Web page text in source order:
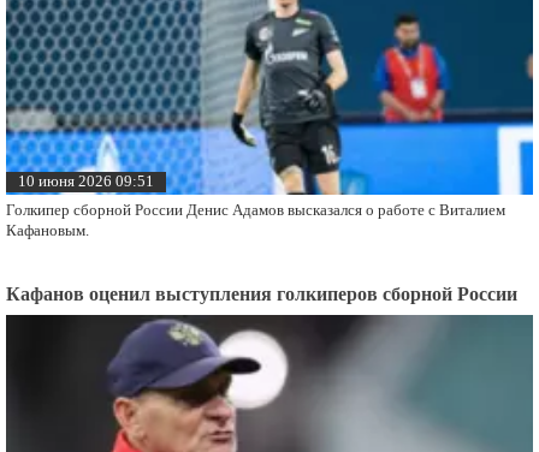
10 июня 2026 09:51
Голкипер сборной России Денис Адамов высказался о работе с Виталием
Кафановым.
Кафанов оценил выступления голкиперов сборной России